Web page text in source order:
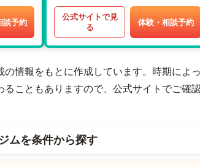
談予約
公式サイトで見
る
体験・相談予約
情報をもとに作成しています。時期によ
こともありますので、公式サイトでご確認
ムを条件から探す